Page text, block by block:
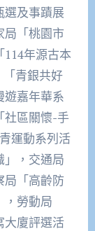
選及事蹟展
局「桃園市
年源古本
青銀共好
遊嘉年華系
社區關懷-手
運動系列活
」，交通局
局「高齡防
，勞動局
大廈評選活